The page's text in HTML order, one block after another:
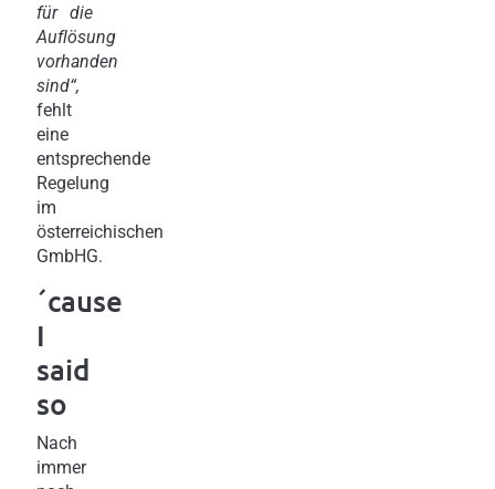
für die
Auflösung
vorhanden
sind“,
fehlt
eine
entsprechende
Regelung
im
österreichischen
GmbHG.
´cause
I
said
so
Nach
immer